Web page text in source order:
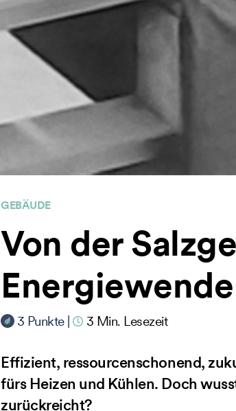
GEBÄUDE
Von der
Energiewende
3 Punkte | 3 Min. Lesezeit
Effizient, ressourcenschonend,
fürs Heizen und Kühlen. Doch
zurückreicht?